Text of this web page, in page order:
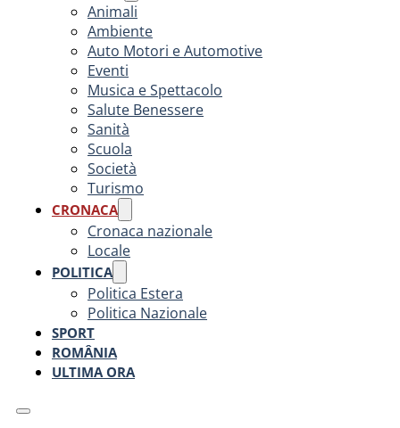
Animali
Ambiente
Auto Motori e Automotive
Eventi
Musica e Spettacolo
Salute Benessere
Sanità
Scuola
Società
Turismo
CRONACA
Cronaca nazionale
Locale
POLITICA
Politica Estera
Politica Nazionale
SPORT
ROMÂNIA
ULTIMA ORA